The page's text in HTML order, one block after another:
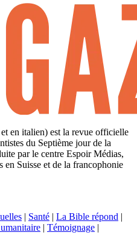
en italien) est la revue officielle
du Septième jour de la
par le centre Espoir Médias,
en Suisse et de la francophonie
| Santé | La Bible répond |
| Témoignage |